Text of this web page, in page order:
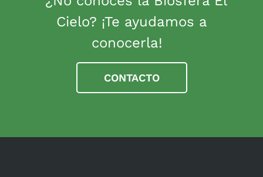
Cielo? ¡Te ayudamos a
conocerla!
CONTACTO